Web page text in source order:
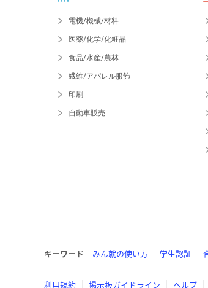
電機/機械/材料
医薬/化学/化粧品
食品/水産/農林
繊維/アパレル服飾
印刷
自動車販売
キーワード みん就の使い方 学生認証
利用規約 掲示板ガイドライン ヘルプ